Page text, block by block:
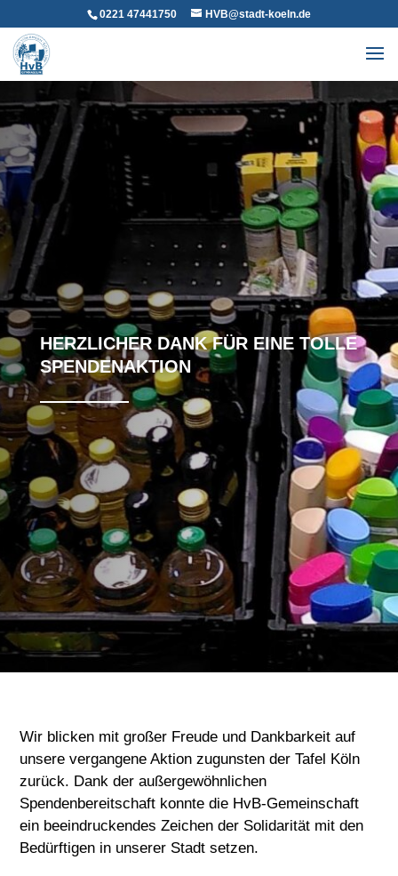
0221 47441750 HVB@stadt-koeln.de
HERZLICHER DANK FÜR EINE TOLLE
SPENDENAKTION
Wir blicken mit großer Freude und Dankbarkeit auf
unsere vergangene Aktion zugunsten der Tafel Köln
zurück. Dank der außergewöhnlichen
Spendenbereitschaft konnte die HvB-Gemeinschaft
ein beeindruckendes Zeichen der Solidarität mit den
Bedürftigen in unserer Stadt setzen.